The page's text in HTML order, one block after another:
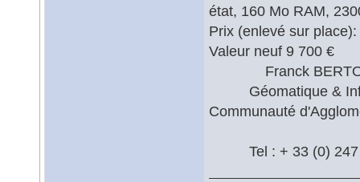
état, 160 Mo RAM,
Prix (enlevé sur
Valeur neuf 9 700 €
Franck
Géomatique &
Communauté
Tel : + 33 (0) 247